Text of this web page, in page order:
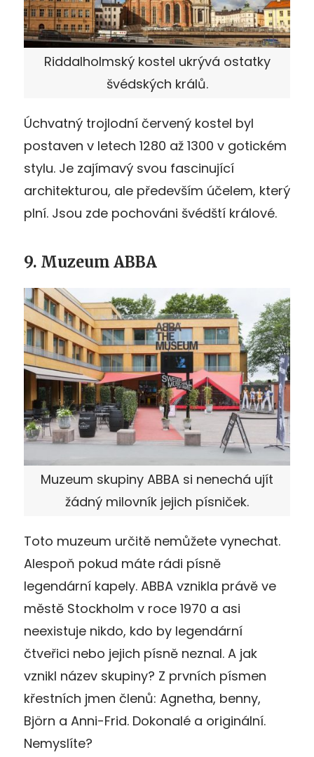
Riddalholmský kostel ukrývá ostatky
švédských králů.
Úchvatný trojlodní červený kostel byl
postaven v letech 1280 až 1300 v gotickém
stylu. Je zajímavý svou fascinující
architekturou, ale především účelem, který
plní. Jsou zde pochováni švédští králové.
9. Muzeum ABBA
Muzeum skupiny ABBA si nenechá ujít
žádný milovník jejich písniček.
Toto muzeum určitě nemůžete vynechat.
Alespoň pokud máte rádi písně
legendární kapely. ABBA vznikla právě ve
městě Stockholm v roce 1970 a asi
neexistuje nikdo, kdo by legendární
čtveřici nebo jejich písně neznal. A jak
vznikl název skupiny? Z prvních písmen
křestních jmen členů: Agnetha, benny,
Björn a Anni-Frid. Dokonalé a originální.
Nemyslíte?